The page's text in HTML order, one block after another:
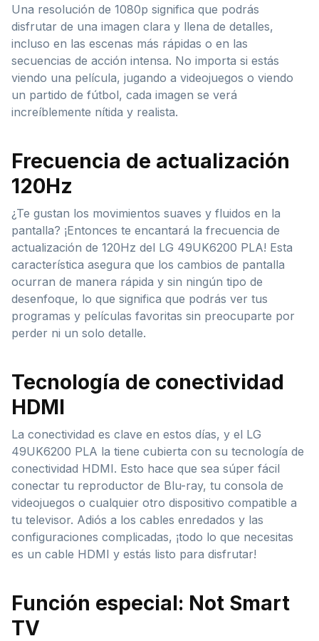
Una resolución de 1080p significa que podrás
disfrutar de una imagen clara y llena de detalles,
incluso en las escenas más rápidas o en las
secuencias de acción intensa. No importa si estás
viendo una película, jugando a videojuegos o viendo
un partido de fútbol, cada imagen se verá
increíblemente nítida y realista.
Frecuencia de actualización
120Hz
¿Te gustan los movimientos suaves y fluidos en la
pantalla? ¡Entonces te encantará la frecuencia de
actualización de 120Hz del LG 49UK6200 PLA! Esta
característica asegura que los cambios de pantalla
ocurran de manera rápida y sin ningún tipo de
desenfoque, lo que significa que podrás ver tus
programas y películas favoritas sin preocuparte por
perder ni un solo detalle.
Tecnología de conectividad
HDMI
La conectividad es clave en estos días, y el LG
49UK6200 PLA la tiene cubierta con su tecnología de
conectividad HDMI. Esto hace que sea súper fácil
conectar tu reproductor de Blu-ray, tu consola de
videojuegos o cualquier otro dispositivo compatible a
tu televisor. Adiós a los cables enredados y las
configuraciones complicadas, ¡todo lo que necesitas
es un cable HDMI y estás listo para disfrutar!
Función especial: Not Smart
TV